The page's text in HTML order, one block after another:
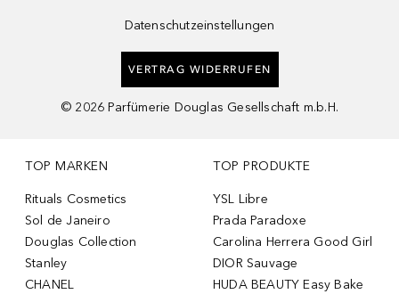
Datenschutzeinstellungen
VERTRAG WIDERRUFEN
© 2026 Parfümerie Douglas Gesellschaft m.b.H.
TOP MARKEN
Rituals Cosmetics
Sol de Janeiro
Douglas Collection
Stanley
CHANEL
TOP PRODUKTE
YSL Libre
Prada Paradoxe
Carolina Herrera Good Girl
DIOR Sauvage
HUDA BEAUTY Easy Bake